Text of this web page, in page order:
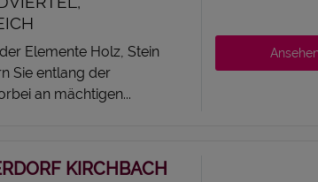
Elemente Holz, Stein
Sie entlang der
an mächtigen...
KIRCHBACH